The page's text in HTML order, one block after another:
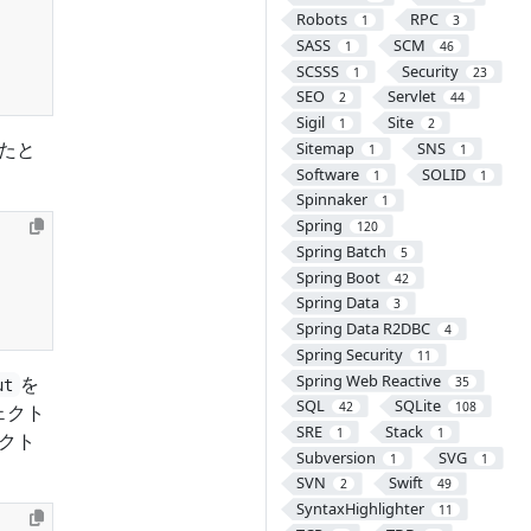
Robots 1 RPC 3
SASS 1 SCM 46
SCSSS 1 Security 23
SEO 2 Servlet 44
Sigil 1 Site 2
Sitemap 1 SNS 1
Software 1 SOLID 1
Spinnaker 1
Spring 120
Spring Batch 5
Spring Boot 42
Spring Data 3
Spring Data R2DBC 4
Spring Security 11
Spring Web Reactive 35
SQL 42 SQLite 108
SRE 1 Stack 1
Subversion 1 SVG 1
SVN 2 Swift 49
SyntaxHighlighter 11
と
を
ト
ト